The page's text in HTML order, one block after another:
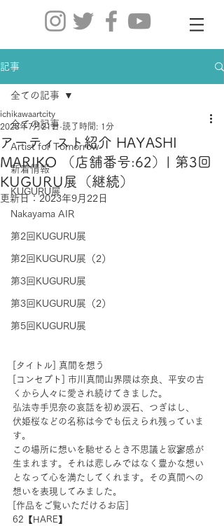
記事
全ての記事
Artist for Tomorrow
新着情報
KUGURU展
Nakayama AIR
第2回KUGURU展
第2回KUGURU展（2）
第3回KUGURU展
第3回KUGURU展（2）
第5回KUGURU展
全ての記事
アーティスト紹介 HAYASHI
MARIKO （店舗番号:62）| 第3回
KUGURU展（継続）
ichikawaartcity
2023年7月21日 読了時間: 1分
更新日：2023年9月22日
[タイトル]
真間を想う
[コンセプト] 市川真間山界隈は奈良、平安の古
くから人々に愛され続けてきました。
弘法寺手児奈の哀話を初め涙石、つぎはし、
伏姫桜などの名称は今でも伝えられ残っていま
す。
この場所に想いを馳せるとき不思議と寂寥感が
生まれます。それは悲しみではなく豊かな想い
となって心を満たしてくれます。その真間への
想いを表現してみました。
[作品をご覧いただけるお店]
62【HARE】